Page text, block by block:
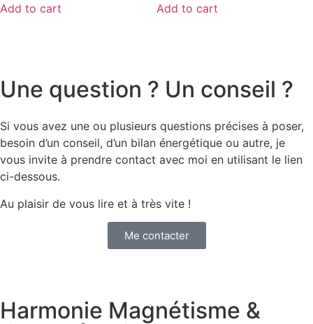
Add to cart Add to cart
Une question ? Un conseil ?
Si vous avez une ou plusieurs questions précises à poser,
besoin d’un conseil, d’un bilan énergétique ou autre, je
vous invite à prendre contact avec moi en utilisant le lien
ci-dessous.
Au plaisir de vous lire et à très vite !
Me contacter
Harmonie Magnétisme &